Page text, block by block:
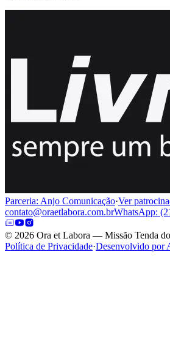
Parceria: Anjo Comunicação·Ver
contato@oraetlabora.com.brWhatsApp:
© 2026 Ora et Labora — Missão Tenda
Política de Privacidade·Desenvolvido por